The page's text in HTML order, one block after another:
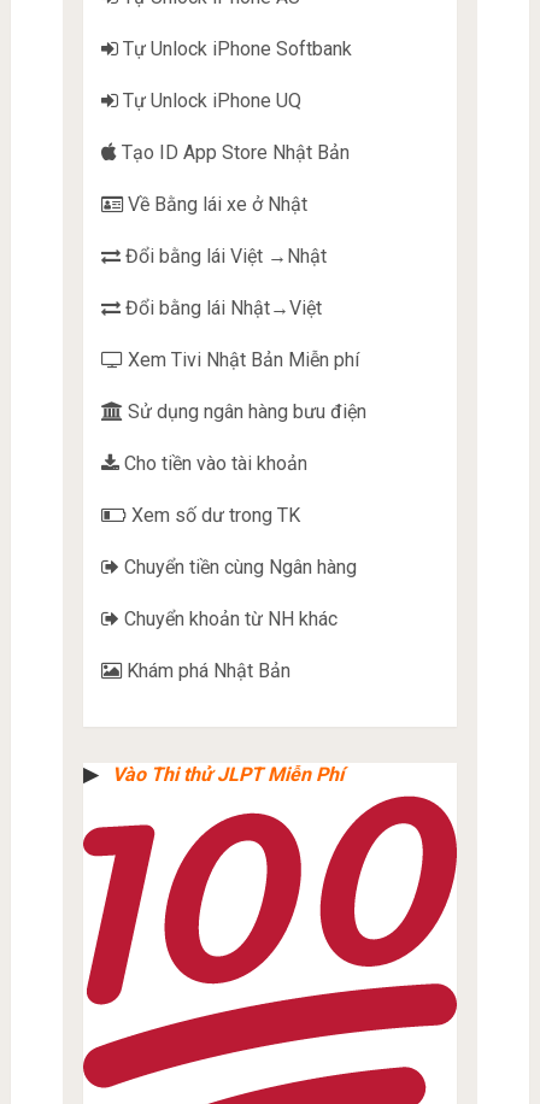
Tự Unlock iPhone Softbank
Tự Unlock iPhone UQ
Tạo ID App Store Nhật Bản
Về Bằng lái xe ở Nhật
Đổi bằng lái Việt →Nhật
Đổi bằng lái Nhật→Việt
Xem Tivi Nhật Bản Miễn phí
Sử dụng ngân hàng bưu điện
Cho tiền vào tài khoản
Xem số dư trong TK
Chuyển tiền cùng Ngân hàng
Chuyển khoản từ NH khác
Khám phá Nhật Bản
▶︎ Vào Thi thử JLPT Miễn Phí